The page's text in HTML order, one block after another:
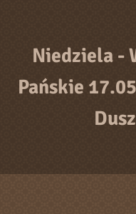
Niedziela -
Pańskie